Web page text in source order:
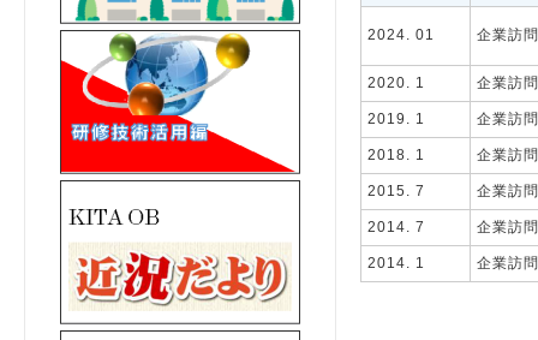
2024. 01 企業訪問
2020. 1 企業訪問
2019. 1 企業訪問
2018. 1 企業訪問
2015. 7 企業訪問
2014. 7 企業訪問
2014. 1 企業訪問